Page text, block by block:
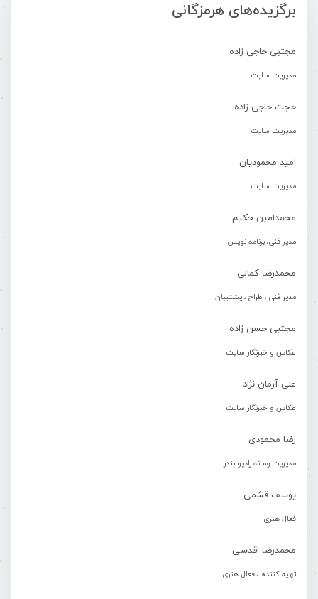
برگزیده‌های هرمزگانی
مجتبی حاجی زاده
مدیریت سایت
حجت حاجی زاده
مدیریت سایت
امید محمودیان
مدیریت سایت
محمدامین حکیم
مدیر فنی، برنامه نویس
محمدرضا کمالی
مدیر فنی ، طراح ، پشتیبان
مجتبی حسن زاده
عکاس و خبرنگار سایت
علی آرمان نژاد
عکاس و خبرنگار سایت
رضا محمودی
مدیریت رسانه رادیو بندر
یوسف قشمی
فعال هنری
محمدرضا اقدسی
تهیه کننده ، فعال هنری